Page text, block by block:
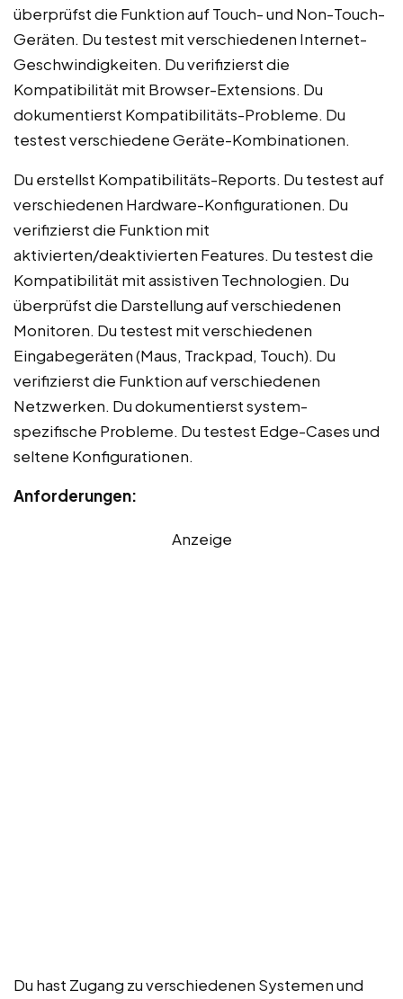
überprüfst die Funktion auf Touch- und Non-Touch-
Geräten. Du testest mit verschiedenen Internet-
Geschwindigkeiten. Du verifizierst die
Kompatibilität mit Browser-Extensions. Du
dokumentierst Kompatibilitäts-Probleme. Du
testest verschiedene Geräte-Kombinationen.
Du erstellst Kompatibilitäts-Reports. Du testest auf
verschiedenen Hardware-Konfigurationen. Du
verifizierst die Funktion mit
aktivierten/deaktivierten Features. Du testest die
Kompatibilität mit assistiven Technologien. Du
überprüfst die Darstellung auf verschiedenen
Monitoren. Du testest mit verschiedenen
Eingabegeräten (Maus, Trackpad, Touch). Du
verifizierst die Funktion auf verschiedenen
Netzwerken. Du dokumentierst system-
spezifische Probleme. Du testest Edge-Cases und
seltene Konfigurationen.
Anforderungen:
Anzeige
Du hast Zugang zu verschiedenen Systemen und